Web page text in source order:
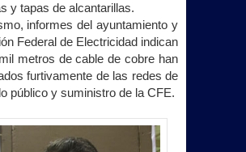
y tapas de alcantarillas.
informes del ayuntamiento y
Federal de Electricidad indican
metros de cable de cobre han
furtivamente de las redes de
público y suministro de la CFE.